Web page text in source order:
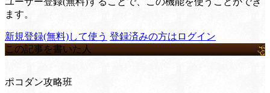
ます。
新規登録(無料)して使う 登録済みの方はログイン
この記事を書いた人
ポコダン攻略班